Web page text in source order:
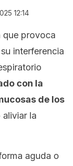
12:14
que provoca
interferencia
con la
de los
aliviar la
aguda o